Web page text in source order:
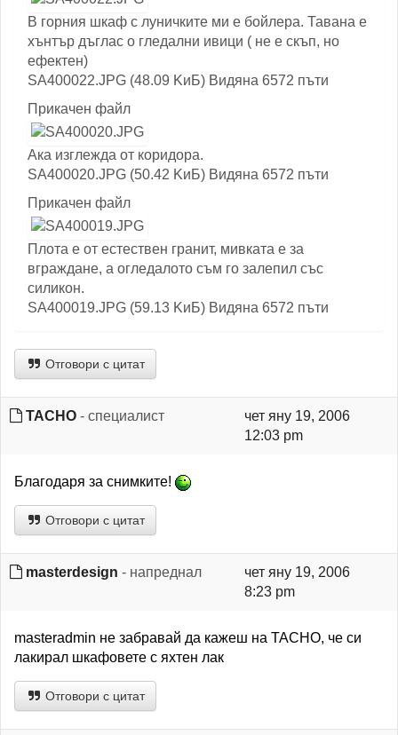
В горния шкаф с луничките ми е бойлера. Тавана е
хънтър дъглас о гледални ивици ( не е скъп, но
ефектен)
SA400022.JPG (48.09 KиБ) Видяна 6572 пъти
Прикачен файл
Ака изглежда от коридора.
SA400020.JPG (50.42 KиБ) Видяна 6572 пъти
Прикачен файл
Плота е от естествен гранит, мивката е за
вграждане, а огледалото съм го залепил със
силикон.
SA400019.JPG (59.13 KиБ) Видяна 6572 пъти
Отговори с цитат
TACHO - специалист
чет яну 19, 2006
12:03 pm
Благодаря за снимките!
Отговори с цитат
masterdesign - напреднал
чет яну 19, 2006
8:23 pm
masteradmin не забравай да кажеш на TACHO, че си
лакирал шкафовете с яхтен лак
Отговори с цитат